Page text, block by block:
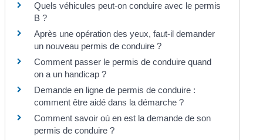
Quels véhicules peut-on conduire avec le permis
B ?
Après une opération des yeux, faut-il demander
un nouveau permis de conduire ?
Comment passer le permis de conduire quand
on a un handicap ?
Demande en ligne de permis de conduire :
comment être aidé dans la démarche ?
Comment savoir où en est la demande de son
permis de conduire ?